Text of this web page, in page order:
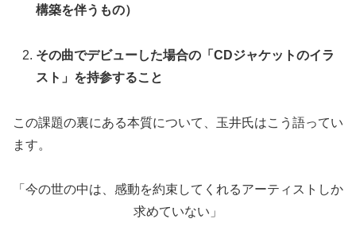
構築を伴うもの）
その曲でデビューした場合の「CDジャケットのイラ
スト」を持参すること
この課題の裏にある本質について、玉井氏はこう語ってい
ます。
「今の世の中は、感動を約束してくれるアーティストしか
求めていない」